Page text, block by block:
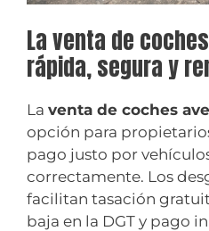
La venta de
rápida, segura y
La venta de coches
opción para
pago justo por
correctamente. Los
facilitan tasación
baja en la DGT y pago